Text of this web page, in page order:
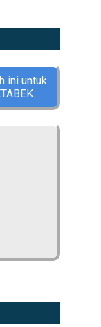
ini untuk